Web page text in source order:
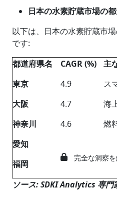
日本の水素貯蔵市場の
以下は、日本の水素貯蔵市
です:
都道府県名
CAGR (%)
主
東京
4.9
ス
大阪
4.7
海
神奈川
4.6
燃
愛知
完全な洞察
福岡
ソース: SDKI Analytics 専門